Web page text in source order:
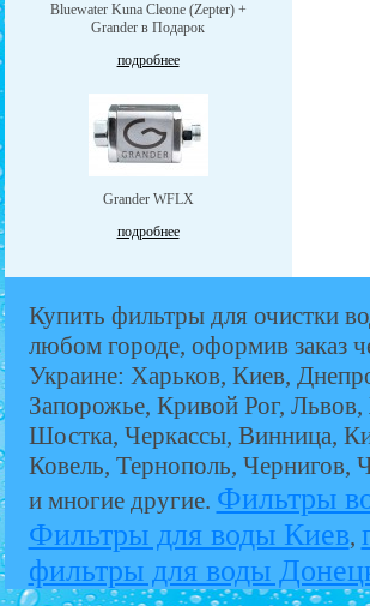
Bluewater Kuna Cleone (Zepter) +
Grander в Подарок
подробнее
Grander WFLX
подробнее
Купить фильтры для очистки
любом городе, оформив заказ
Украине: Харьков, Киев,
Запорожье, Кривой Рог,
Шостка, Черкассы, Винница,
Ковель, Тернополь,
и многие другие. Фильтры
Фильтры для воды Киев,
фильтры для воды